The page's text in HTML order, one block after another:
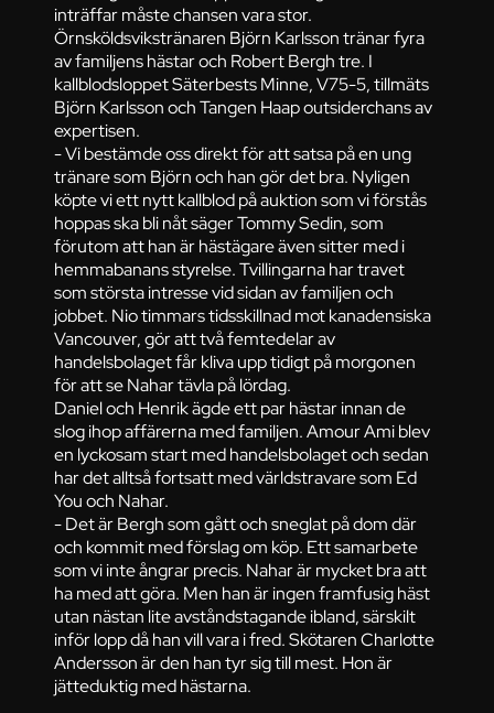
inträffar måste chansen vara stor.
Örnsköldsvikstränaren Björn Karlsson tränar fyra
av familjens hästar och Robert Bergh tre. I
kallblodsloppet Säterbests Minne, V75-5, tillmäts
Björn Karlsson och Tangen Haap outsiderchans av
expertisen.
- Vi bestämde oss direkt för att satsa på en ung
tränare som Björn och han gör det bra. Nyligen
köpte vi ett nytt kallblod på auktion som vi förstås
hoppas ska bli nåt säger Tommy Sedin, som
förutom att han är hästägare även sitter med i
hemmabanans styrelse. Tvillingarna har travet
som största intresse vid sidan av familjen och
jobbet. Nio timmars tidsskillnad mot kanadensiska
Vancouver, gör att två femtedelar av
handelsbolaget får kliva upp tidigt på morgonen
för att se Nahar tävla på lördag.
Daniel och Henrik ägde ett par hästar innan de
slog ihop affärerna med familjen. Amour Ami blev
en lyckosam start med handelsbolaget och sedan
har det alltså fortsatt med världstravare som Ed
You och Nahar.
- Det är Bergh som gått och sneglat på dom där
och kommit med förslag om köp. Ett samarbete
som vi inte ångrar precis. Nahar är mycket bra att
ha med att göra. Men han är ingen framfusig häst
utan nästan lite avståndstagande ibland, särskilt
inför lopp då han vill vara i fred. Skötaren Charlotte
Andersson är den han tyr sig till mest. Hon är
jätteduktig med hästarna.